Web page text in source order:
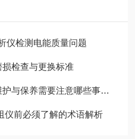
仪检测电能质量问题
检查与更换标准
保养需要注意哪些事项？
仪前必须了解的术语解析